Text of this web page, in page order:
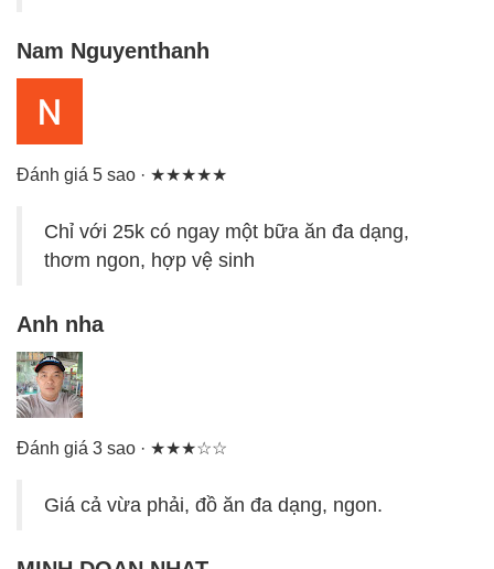
Nam Nguyenthanh
Đánh giá 5 sao · ★★★★★
Chỉ với 25k có ngay một bữa ăn đa dạng,
thơm ngon, hợp vệ sinh
Anh nha
Đánh giá 3 sao · ★★★☆☆
Giá cả vừa phải, đồ ăn đa dạng, ngon.